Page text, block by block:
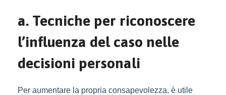
a. Tecniche per riconoscere
l’influenza del caso nelle
decisioni personali
Per aumentare la propria consapevolezza, è utile